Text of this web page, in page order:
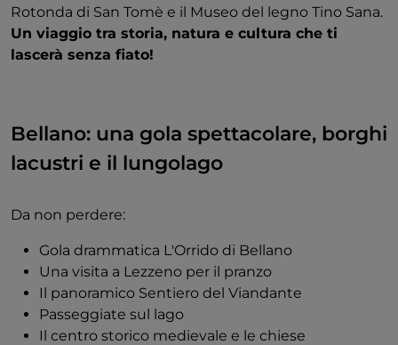
Rotonda di San Tomè e il Museo del legno Tino Sana.
Un viaggio tra storia, natura e cultura che ti
lascerà senza fiato!
Bellano: una gola spettacolare, borghi
lacustri e il lungolago
Da non perdere:
Gola drammatica L'Orrido di Bellano
Una visita a Lezzeno per il pranzo
Il panoramico Sentiero del Viandante
Passeggiate sul lago
Il centro storico medievale e le chiese